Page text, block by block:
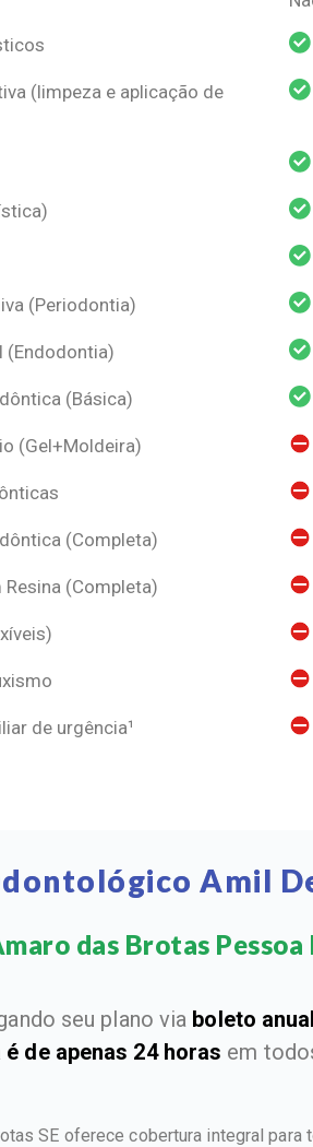
(limpeza e aplicação de
(Periodontia)
(Endodontia)
(Básica)
(Gel+Moldeira)
(Completa)
(Completa)
de urgência¹
Amil
das Brotas
seu plano via boleto anual
de apenas 24 horas em
SE oferece cobertura integral